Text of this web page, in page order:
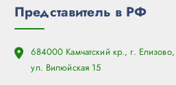
Представитель в РФ
684000 Камчатский кр., г. Елизово,
ул. Вилюйская 15